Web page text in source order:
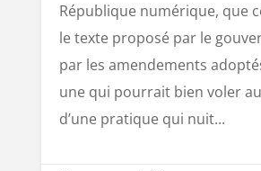
République numérique, que
le texte proposé par le
par les amendements
une qui pourrait bien voler
d’une pratique qui nuit...